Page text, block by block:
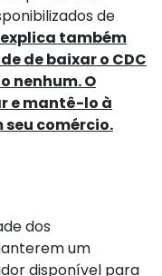
de
também
de baixar o CDC
nenhum. O
e mantê-lo à
comércio.
dos
um
disponível para